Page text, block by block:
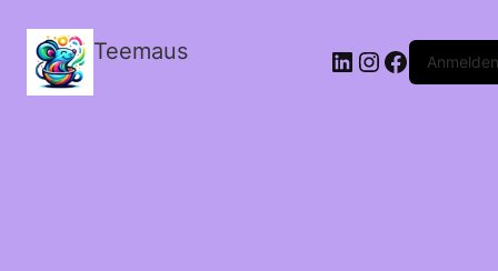
Teemaus LinkedIn
Instagram
FacebookAnmelden